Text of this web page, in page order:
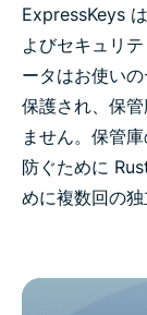
ExpressKeys
よびセキュリ
ータはお使い
保護され、保
ません。保管
防ぐために
めに複数回の独